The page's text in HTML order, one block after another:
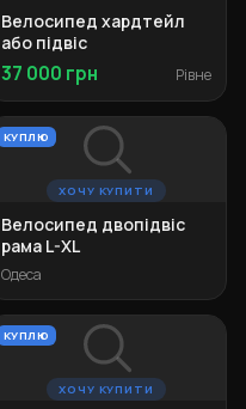
Велосипед хардтейл
або підвіс
37 000 грн Рівне
ХОЧУ КУПИТИ
КУПЛЮ
Велосипед двопідвіс
рама L-XL
Одеса
ХОЧУ КУПИТИ
КУПЛЮ